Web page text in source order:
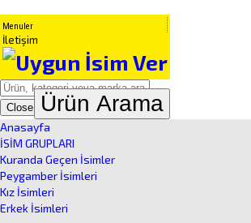
Menuler
İletişim
Close Ürün Arama
Anasayfa
İSİM GRUPLARI
Kuranda Geçen İsimler
Peygamber İsimleri
Kız İsimleri
Erkek İsimleri